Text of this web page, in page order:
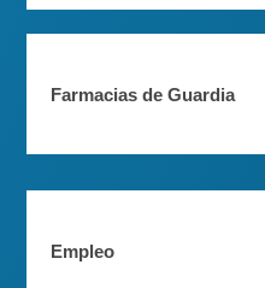
Farmacias de Guardia
Empleo